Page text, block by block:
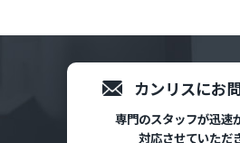
カンリスにお
専門のスタッフが迅速
対応させていただ